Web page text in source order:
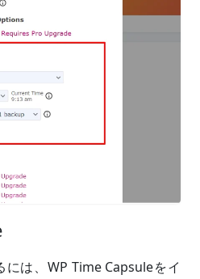
は、WP Time Capsuleをイ